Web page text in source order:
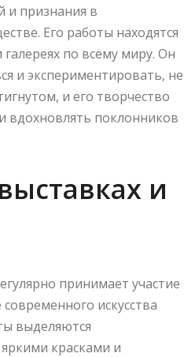
и признания в
Его работы находятся
по всему миру. Он
и экспериментировать, не
и его творчество
вдохновлять поклонников
и
принимает участие
искусства
выделяются
красками и